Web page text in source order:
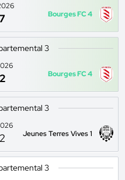
Bourges FC 4
3
2 Bourges FC 4
3
2 Jeunes Terres Vives 1
3